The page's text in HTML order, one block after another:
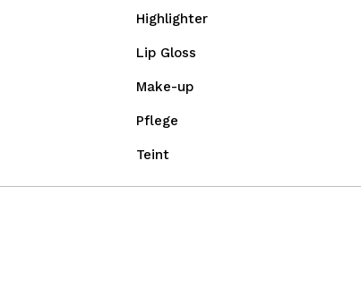
Highlighter
Lip Gloss
Make-up
Pflege
Teint